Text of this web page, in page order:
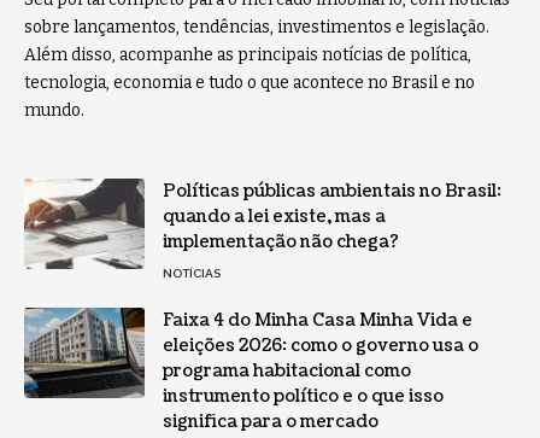
sobre lançamentos, tendências, investimentos e legislação.
Além disso, acompanhe as principais notícias de política,
tecnologia, economia e tudo o que acontece no Brasil e no
mundo.
Políticas públicas ambientais no Brasil:
quando a lei existe, mas a
implementação não chega?
NOTÍCIAS
Faixa 4 do Minha Casa Minha Vida e
eleições 2026: como o governo usa o
programa habitacional como
instrumento político e o que isso
significa para o mercado